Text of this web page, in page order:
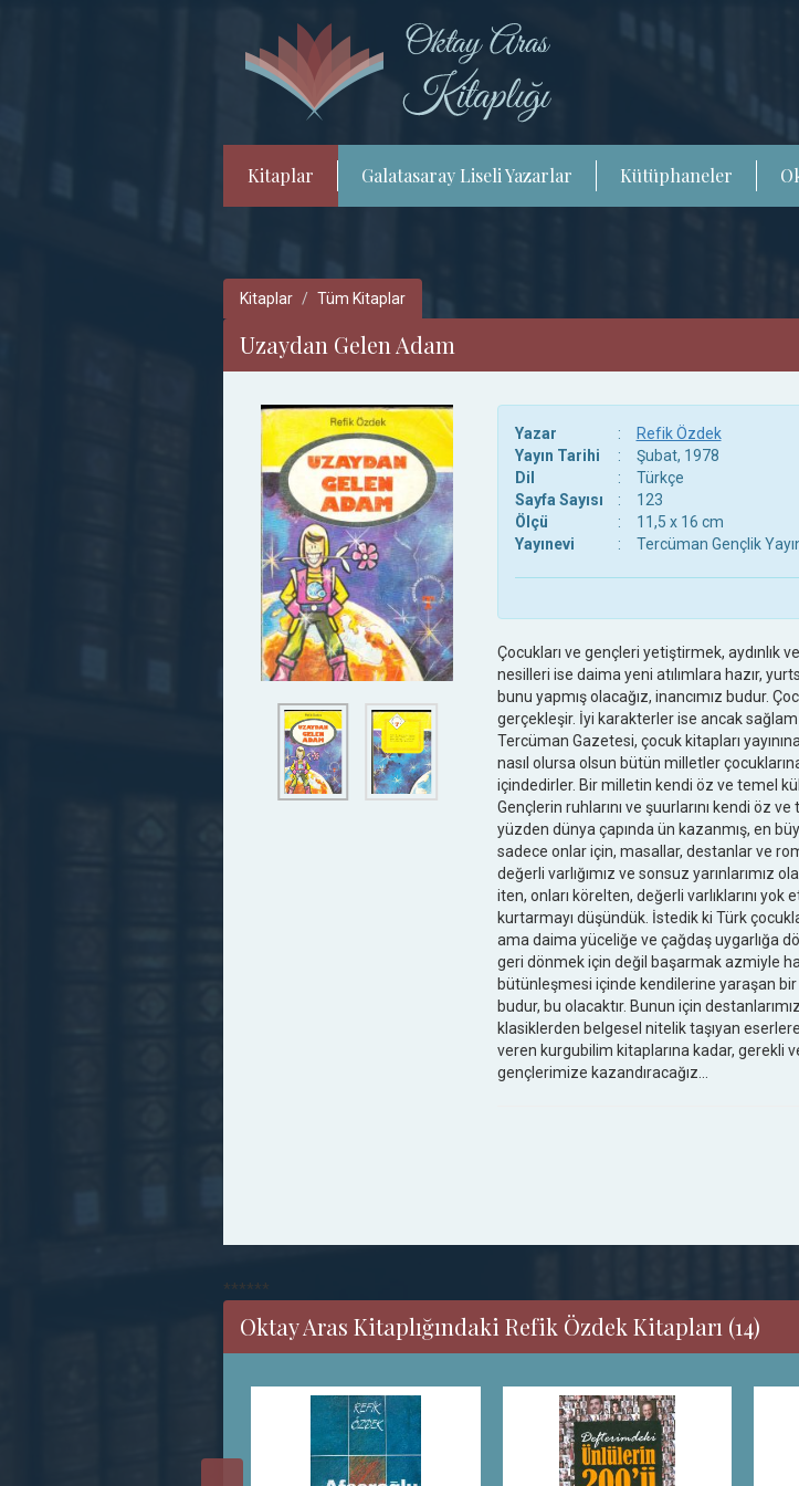
Kitaplar Galatasaray Liseli Yazarlar Kütüphaneler
Kitaplar Tüm Kitaplar
Uzaydan Gelen Adam
Yazar :
Refik Özdek
Yayın Tarihi
:
Şubat, 1978
Dil
:
Türkçe
Sayfa Sayısı
:
123
Ölçü
:
11,5 x 16 cm
Yayınevi
: Tercüman Gençlik
Çocukları ve gençleri yetiştirmek, aydınlık
nesilleri ise daima yeni atılımlara hazır,
bunu yapmış olacağız, inancımız budur.
gerçekleşir. İyi karakterler ise ancak
Tercüman Gazetesi, çocuk kitapları
nasıl olursa olsun bütün milletler
içindedirler. Bir milletin kendi öz ve temel
Gençlerin ruhlarını ve şuurlarını kendi öz
yüzden dünya çapında ün kazanmış, en
sadece onlar için, masallar, destanlar ve
değerli varlığımız ve sonsuz yarınlarımız
iten, onları körelten, değerli varlıklarını yok
kurtarmayı düşündük. İstedik ki Türk
ama daima yüceliğe ve çağdaş uygarlığa
geri dönmek için değil başarmak azmiyle
bütünleşmesi içinde kendilerine yaraşan bir
budur, bu olacaktır. Bunun için
klasiklerden belgesel nitelik taşıyan
veren kurgubilim kitaplarına kadar, gerekli
gençlerimize kazandıracağız…
******
Oktay Aras Kitaplığındaki Refik Özdek Kitapları (14)